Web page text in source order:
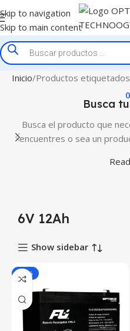
Skip to navigation
Skip to main content
Inicio Productos etiquetados
Busca
Busca el producto que
encuentres o sea un
6V 12Ah
Show sidebar
-46%